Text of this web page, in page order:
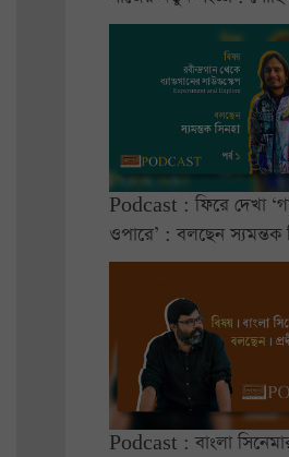
Podcast : ফিরে দেখা
ওপারে’ : বলছেন স্যমন্তক
Podcast : বাংলা